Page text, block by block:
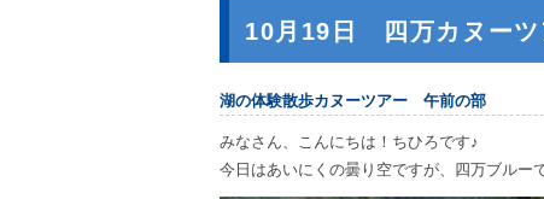
10月19日 四万カヌー
湖の体験散歩カヌーツアー 午前の部
みなさん、こんにちは！ちひろです♪
今日はあいにくの曇り空ですが、四万ブルー